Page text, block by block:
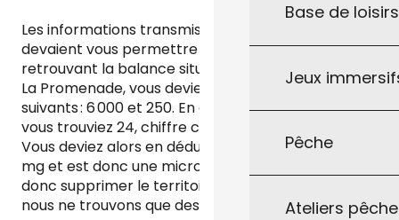
Base de
Jeux
Pêche
Ateliers
Les informations transmises par la station
devaient vous permettre de le savoir ! En effet, en
retrouvant la balance située à côté du restaurant
La Promenade, vous deviez trouvez les poids
suivants : 6 000 et 250. En divisant 6 000 par 250
vous trouviez 24, chiffre compris entre 20 et 30.
Vous deviez alors en déduire que la plante fait 24
mg et est donc une micro-algue ! Vous pouviez
donc supprimer le territoire numéro 1 sur lequel
nous ne trouvons que des arbres et des algues.